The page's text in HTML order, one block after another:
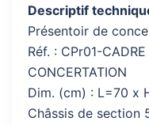
Descriptif
Présentoir de
Réf. : CPr01-CADRE
CONCERTATION
Dim. (cm) : L=70 x
Châssis de section